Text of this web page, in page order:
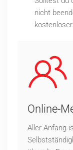
nicht
Online-
Aller Anfang